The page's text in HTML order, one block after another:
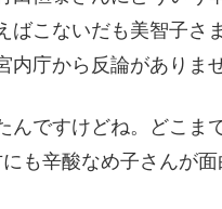
ばこないだも美智子さ
庁から反論がありま
んですけどね。どこま
も辛酸なめ子さんが